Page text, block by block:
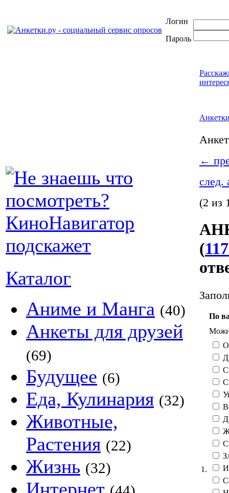
Логин
Пароль
Каталог
Аниме и Манга (40)
Анкеты для друзей
(69)
Будущее (6)
Еда, Кулинария (32)
Животные,
Растения (22)
Жизнь (32)
←
след.
(2 из
(
1.
По